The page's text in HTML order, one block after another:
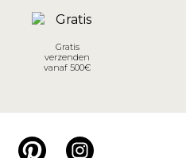
Gratis
verzenden
vanaf 500€